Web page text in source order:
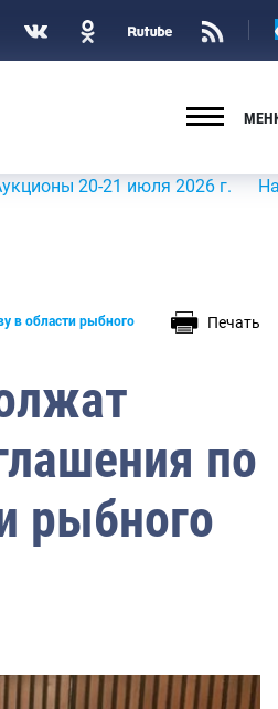
20-21 июля 2026 г. На
в области рыбного
Печать
по
рыбного